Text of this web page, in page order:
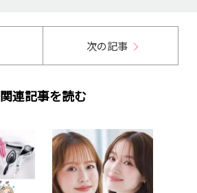
次の記事
関連記事を読む